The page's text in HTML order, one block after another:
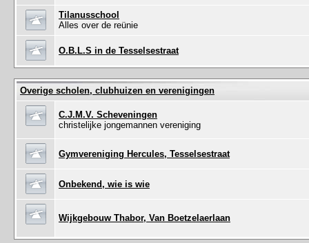
Tilanusschool
Alles over de reünie
O.B.L.S in de Tesselsestraat
Overige scholen, clubhuizen en verenigingen
C.J.M.V. Scheveningen
christelijke jongemannen vereniging
Gymvereniging Hercules, Tesselsestraat
Onbekend, wie is wie
Wijkgebouw Thabor, Van Boetzelaerlaan